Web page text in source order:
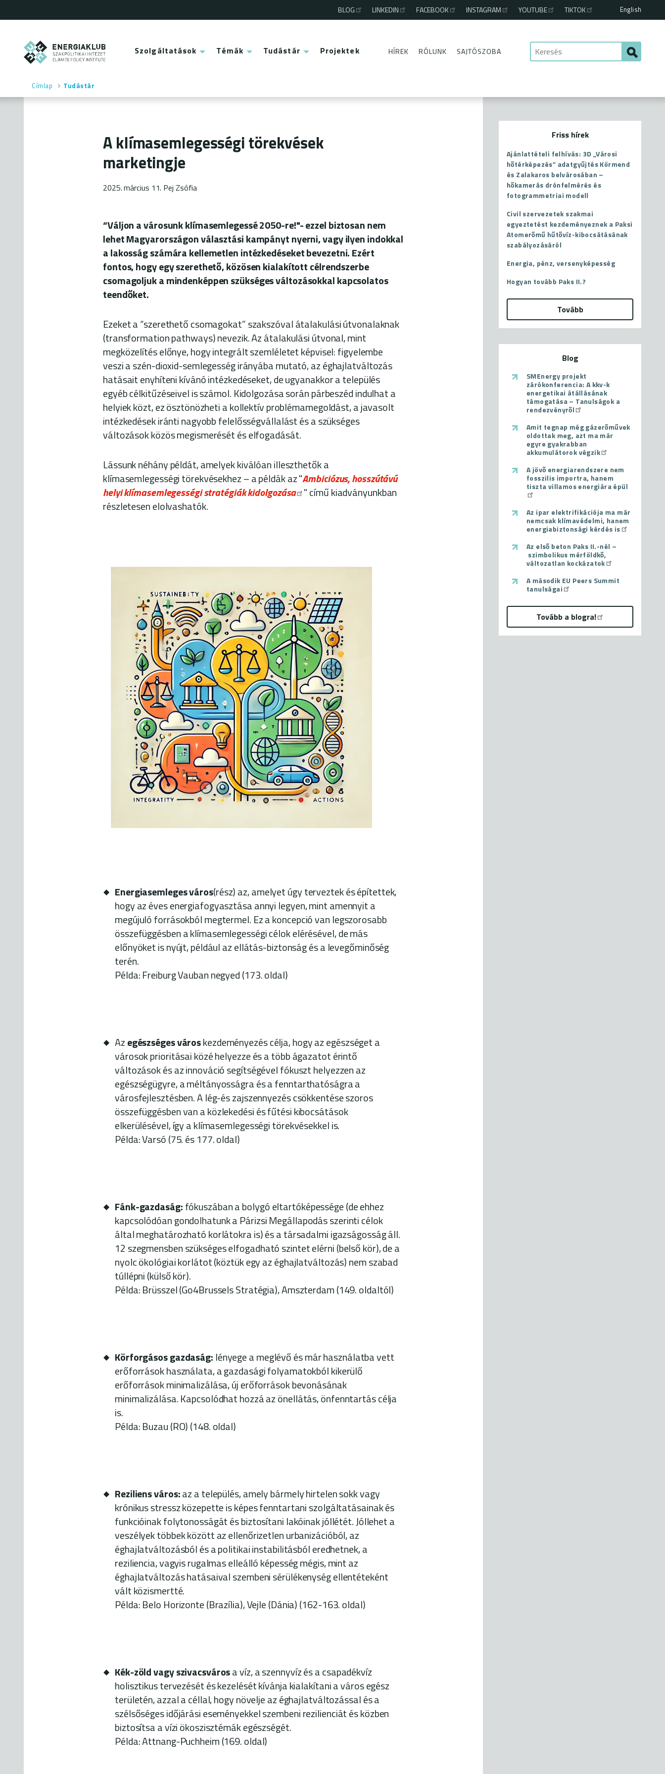
a
ENERGIAKLUB
English
Main
menu
Szolgáltatások Témák Tudástár Projektek HÍREK RÓLUNK SAJTÓSZOBA
Third
BLOG LINKEDIN FACEBOOK INSTAGRAM YOUTUBE TIKTOK
Morzsa
Címlap Tudástár
A klímasemlegességi törekvések
marketingje
2025. március 11. Pej Zsófia
“Váljon a városunk klímasemlegessé 2050-re!"- ezzel biztosan nem
lehet Magyarországon választási kampányt nyerni, vagy ilyen indokkal
a lakosság számára kellemetlen intézkedéseket bevezetni. Ezért
fontos, hogy egy szerethető, közösen kialakított célrendszerbe
csomagoljuk a mindenképpen szükséges változásokkal kapcsolatos
teendőket.
Ezeket a “szerethető csomagokat” szakszóval átalakulási útvonalaknak
(transformation pathways) nevezik. Az átalakulási útvonal, mint
megközelítés előnye, hogy integrált szemléletet képvisel: figyelembe
veszi a szén-dioxid-semlegesség irányába mutató, az éghajlatváltozás
hatásait enyhíteni kívánó intézkedéseket, de ugyanakkor a település
egyéb célkitűzéseivel is számol. Kidolgozása során párbeszéd indulhat a
helyiek közt, ez ösztönözheti a kollektív problémamegoldást, a javasolt
intézkedések iránti nagyobb felelősségvállalást és a szükséges
változások közös megismerését és elfogadását.
Lássunk néhány példát, amelyek kiválóan illeszthetők a
klímasemlegességi törekvésekhez – a példák az "Ambiciózus, hosszútávú
helyi klímasemlegességi stratégiák kidolgozása " című kiadványunkban
részletesen elolvashatók.
Energiasemleges város(rész) az, amelyet úgy terveztek és építettek,
hogy az éves energiafogyasztása annyi legyen, mint amennyit a
megújuló forrásokból megtermel. Ez a koncepció van legszorosabb
összefüggésben a klímasemlegességi célok elérésével, de más
előnyöket is nyújt, például az ellátás-biztonság és a levegőminőség
terén.
Példa: Freiburg Vauban negyed(173. oldal)
Azegészséges városkezdeményezés célja, hogy az egészséget a
városok prioritásai közé helyezze és a több ágazatot érintő
változások és az innováció segítségével fókuszt helyezzen az
egészségügyre, a méltányosságra és a fenntarthatóságra a
városfejlesztésben. A lég-és zajszennyezés csökkentése szoros
összefüggésben van a közlekedési és fűtési kibocsátások
elkerülésével, így a klímasemlegességi törekvésekkel is.
Példa: Varsó(75. és 177. oldal)
Fánk-gazdaság:fókuszában a bolygó eltartóképessége (de ehhez
kapcsolódóan gondolhatunk a Párizsi Megállapodás szerinti célok
által meghatározható korlátokra is) és a társadalmi igazságosság áll.
12 szegmensben szükséges elfogadható szintet elérni (belső kör), de a
nyolc ökológiai korlátot (köztük egy az éghajlatváltozás) nem szabad
túllépni (külső kör).
Példa: Brüsszel (Go4Brussels Stratégia), Amszterdam (149. oldaltól)
Körforgásos gazdaság: lényege a meglévő és már használatba vett
erőforrások használata, a gazdasági folyamatokból kikerülő
erőforrások minimalizálása, új erőforrások bevonásának
minimalizálása. Kapcsolódhat hozzá az önellátás, önfenntartás célja
is.
Példa: Buzau (RO) (148. oldal)
Reziliens város:az a település, amely bármely hirtelen sokk vagy
krónikus stressz közepette is képes fenntartani szolgáltatásainak és
funkcióinak folytonosságát és biztosítani lakóinak jóllétét. Jóllehet a
veszélyek többek között az ellenőrizetlen urbanizációból, az
éghajlatváltozásból és a politikai instabilitásból eredhetnek, a
reziliencia, vagyis rugalmas elleálló képesség mégis, mint az
éghajlatváltozás hatásaival szembeni sérülékenység ellentéteként
vált közismertté.
Példa: Belo Horizonte (Brazília), Vejle (Dánia)(162-163. oldal)
Kék-zöld vagy szivacsvárosa víz, a szennyvíz és a csapadékvíz
holisztikus tervezését és kezelését kívánja kialakítani a város egész
területén, azzal a céllal, hogy növelje az éghajlatváltozással és a
szélsőséges időjárási eseményekkel szembeni rezilienciát és közben
biztosítsa a vízi ökoszisztémák egészségét.
Példa: Attnang-Puchheim (169. oldal)
Friss hírek
Ajánlattételi felhívás: 3D „Városi
hőtérképezés” adatgyűjtés Körmend
és Zalakaros belvárosában –
hőkamerás drónfelmérés és
fotogrammetriai modell
Civil szervezetek szakmai
egyeztetést kezdeményeznek a Paksi
Atomerőmű hűtővíz-kibocsátásának
szabályozásáról
Energia, pénz, versenyképesség
Hogyan tovább Paks II.?
Tovább
Blog
SMEnergy projekt
zárókonferencia: A kkv-k
energetikai átállásának
támogatása – Tanulságok a
rendezvényről
Amit tegnap még gázerőművek
oldottak meg, azt ma már
egyre gyakrabban
akkumulátorok végzik
A jövő energiarendszere nem
fosszilis importra, hanem
tiszta villamos energiára épül
Az ipar elektrifikációja ma már
nemcsak klímavédelmi, hanem
energiabiztonsági kérdés is
Az első beton Paks II.-nél –
szimbolikus mérföldkő,
változatlan kockázatok
A második EU Peers Summit
tanulságai
Tovább a blogra!